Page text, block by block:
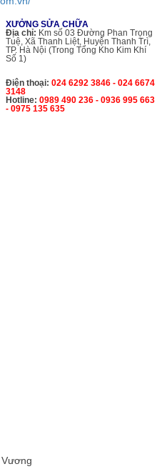
XƯỞNG SỬA CHỮA
Địa chỉ: Km số 03 Đường Phan Trọng
Tuệ, Xã Thanh Liệt, Huyện Thanh Trì,
TP. Hà Nội (Trong Tổng Kho Kim Khí
Số 1)
Điện thoại: 024 6292 3846 - 024 6674
3148
Hotline: 0989 490 236 - 0936 995 663
- 0975 135 635